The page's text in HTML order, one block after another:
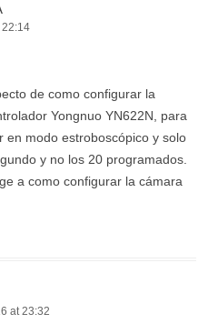
22:14
de como configurar la
Yongnuo YN622N, para
en modo estroboscópico y solo
y no los 20 programados.
a como configurar la cámara
at 23:32